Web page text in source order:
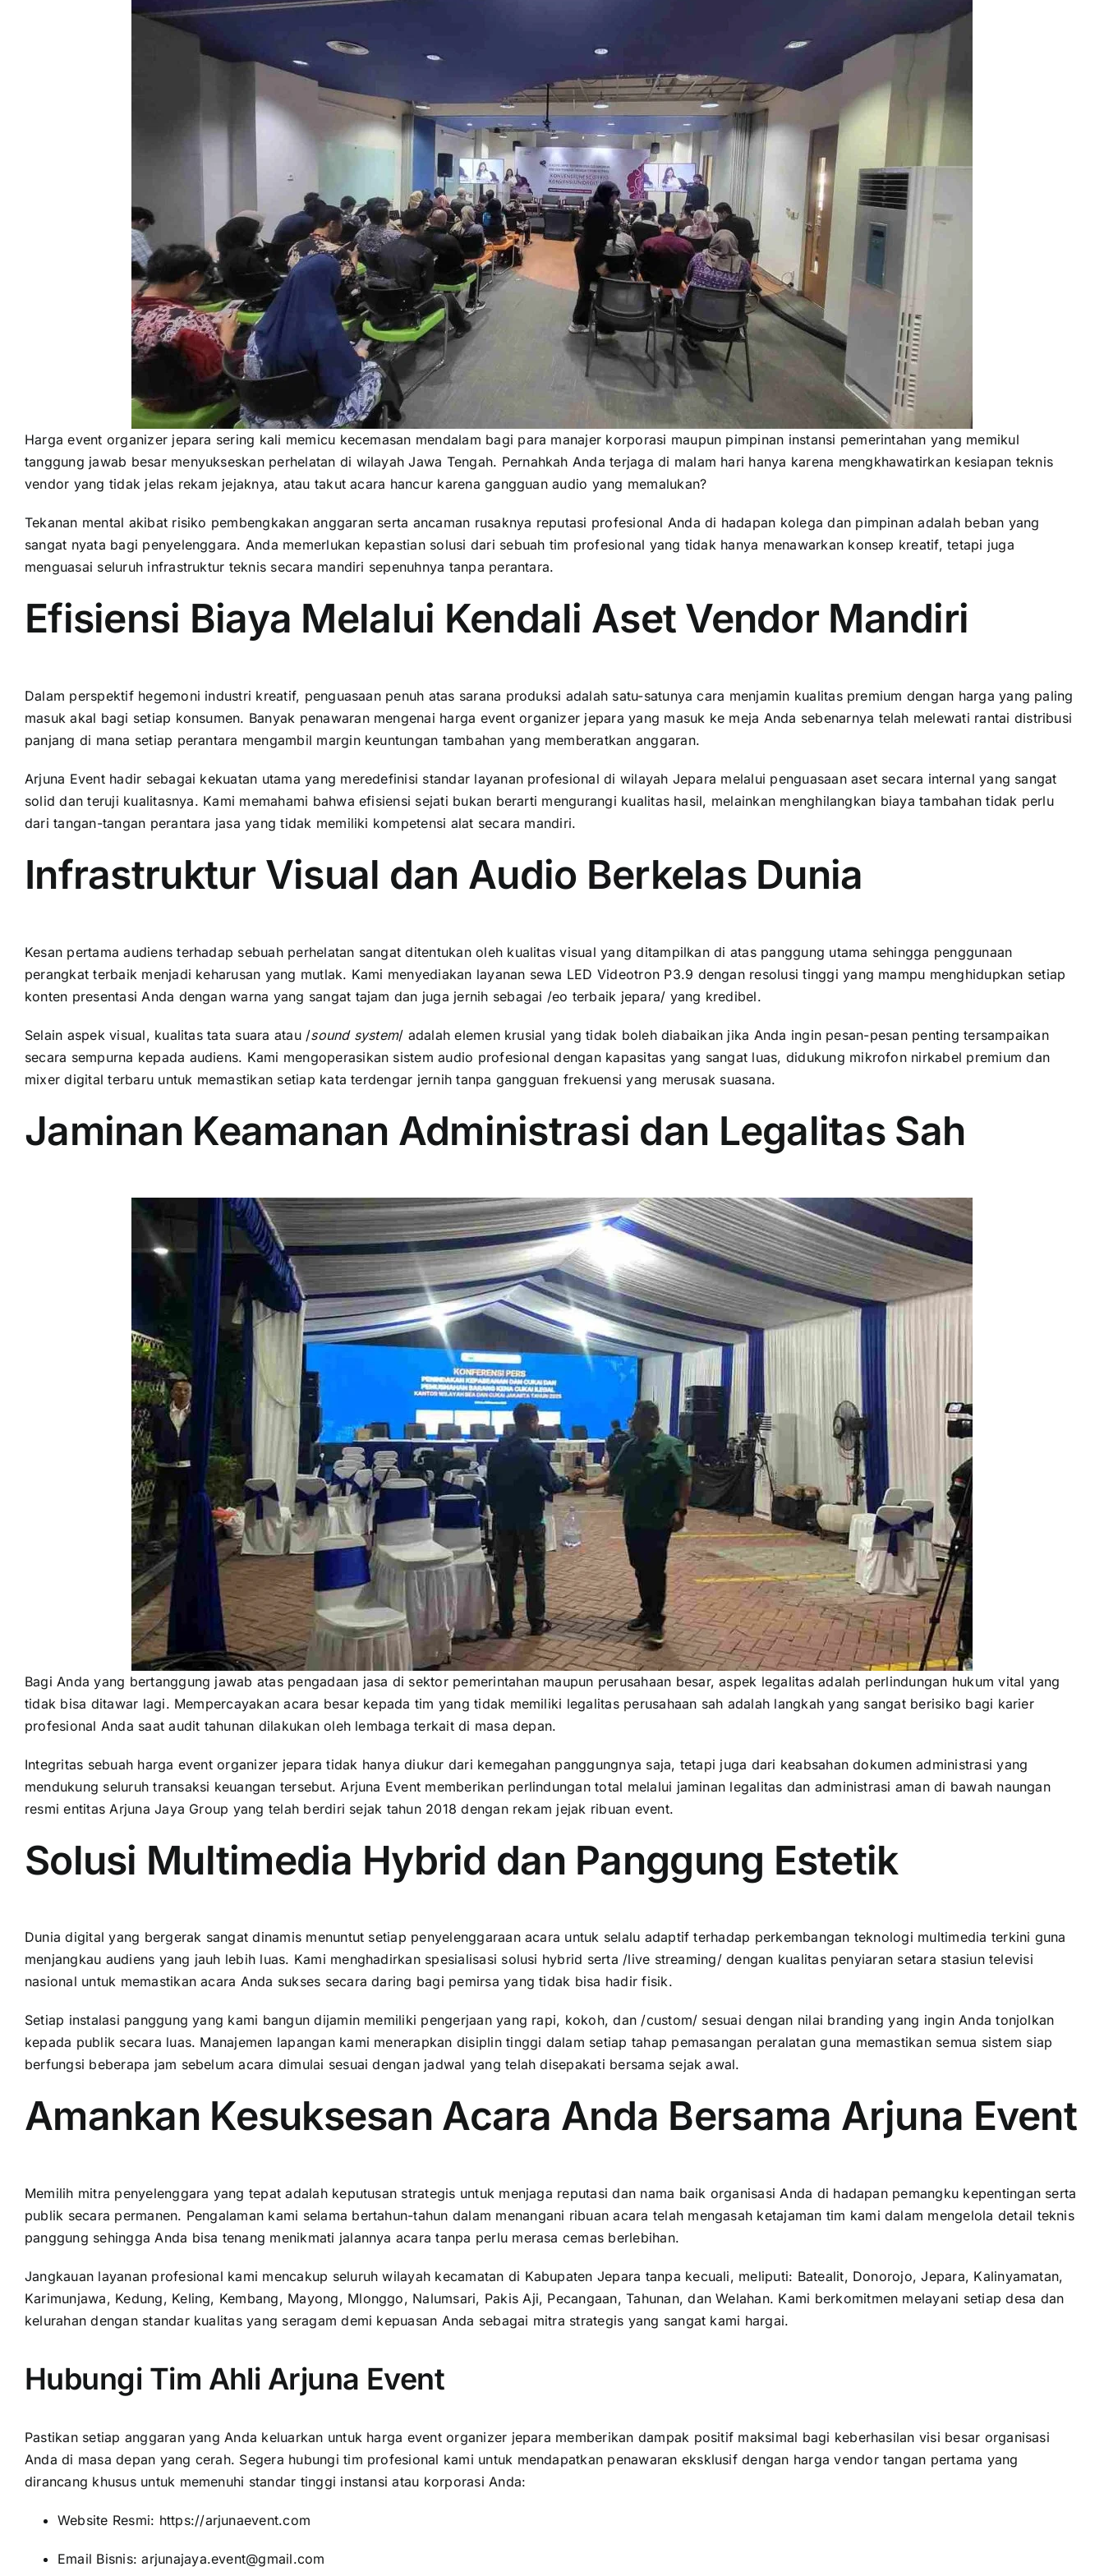
Harga event organizer jepara sering kali memicu kecemasan mendalam bagi para manajer korporasi maupun pimpinan instansi pemerintahan yang memikul
tanggung jawab besar menyukseskan perhelatan di wilayah Jawa Tengah. Pernahkah Anda terjaga di malam hari hanya karena mengkhawatirkan kesiapan teknis
vendor yang tidak jelas rekam jejaknya, atau takut acara hancur karena gangguan audio yang memalukan?
Tekanan mental akibat risiko pembengkakan anggaran serta ancaman rusaknya reputasi profesional Anda di hadapan kolega dan pimpinan adalah beban yang
sangat nyata bagi penyelenggara. Anda memerlukan kepastian solusi dari sebuah tim profesional yang tidak hanya menawarkan konsep kreatif, tetapi juga
menguasai seluruh infrastruktur teknis secara mandiri sepenuhnya tanpa perantara.
Efisiensi Biaya Melalui Kendali Aset Vendor Mandiri
Dalam perspektif hegemoni industri kreatif, penguasaan penuh atas sarana produksi adalah satu-satunya cara menjamin kualitas premium dengan harga yang paling
masuk akal bagi setiap konsumen. Banyak penawaran mengenai harga event organizer jepara yang masuk ke meja Anda sebenarnya telah melewati rantai distribusi
panjang di mana setiap perantara mengambil margin keuntungan tambahan yang memberatkan anggaran.
Arjuna Event hadir sebagai kekuatan utama yang meredefinisi standar layanan profesional di wilayah Jepara melalui penguasaan aset secara internal yang sangat
solid dan teruji kualitasnya. Kami memahami bahwa efisiensi sejati bukan berarti mengurangi kualitas hasil, melainkan menghilangkan biaya tambahan tidak perlu
dari tangan-tangan perantara jasa yang tidak memiliki kompetensi alat secara mandiri.
Infrastruktur Visual dan Audio Berkelas Dunia
Kesan pertama audiens terhadap sebuah perhelatan sangat ditentukan oleh kualitas visual yang ditampilkan di atas panggung utama sehingga penggunaan
perangkat terbaik menjadi keharusan yang mutlak. Kami menyediakan layanan sewa LED Videotron P3.9 dengan resolusi tinggi yang mampu menghidupkan setiap
konten presentasi Anda dengan warna yang sangat tajam dan juga jernih sebagai /eo terbaik jepara/ yang kredibel.
Selain aspek visual, kualitas tata suara atau /sound system/ adalah elemen krusial yang tidak boleh diabaikan jika Anda ingin pesan-pesan penting tersampaikan
secara sempurna kepada audiens. Kami mengoperasikan sistem audio profesional dengan kapasitas yang sangat luas, didukung mikrofon nirkabel premium dan
mixer digital terbaru untuk memastikan setiap kata terdengar jernih tanpa gangguan frekuensi yang merusak suasana.
Jaminan Keamanan Administrasi dan Legalitas Sah
Bagi Anda yang bertanggung jawab atas pengadaan jasa di sektor pemerintahan maupun perusahaan besar, aspek legalitas adalah perlindungan hukum vital yang
tidak bisa ditawar lagi. Mempercayakan acara besar kepada tim yang tidak memiliki legalitas perusahaan sah adalah langkah yang sangat berisiko bagi karier
profesional Anda saat audit tahunan dilakukan oleh lembaga terkait di masa depan.
Integritas sebuah harga event organizer jepara tidak hanya diukur dari kemegahan panggungnya saja, tetapi juga dari keabsahan dokumen administrasi yang
mendukung seluruh transaksi keuangan tersebut. Arjuna Event memberikan perlindungan total melalui jaminan legalitas dan administrasi aman di bawah naungan
resmi entitas Arjuna Jaya Group yang telah berdiri sejak tahun 2018 dengan rekam jejak ribuan event.
Solusi Multimedia Hybrid dan Panggung Estetik
Dunia digital yang bergerak sangat dinamis menuntut setiap penyelenggaraan acara untuk selalu adaptif terhadap perkembangan teknologi multimedia terkini guna
menjangkau audiens yang jauh lebih luas. Kami menghadirkan spesialisasi solusi hybrid serta /live streaming/ dengan kualitas penyiaran setara stasiun televisi
nasional untuk memastikan acara Anda sukses secara daring bagi pemirsa yang tidak bisa hadir fisik.
Setiap instalasi panggung yang kami bangun dijamin memiliki pengerjaan yang rapi, kokoh, dan /custom/ sesuai dengan nilai branding yang ingin Anda tonjolkan
kepada publik secara luas. Manajemen lapangan kami menerapkan disiplin tinggi dalam setiap tahap pemasangan peralatan guna memastikan semua sistem siap
berfungsi beberapa jam sebelum acara dimulai sesuai dengan jadwal yang telah disepakati bersama sejak awal.
Amankan Kesuksesan Acara Anda Bersama Arjuna Event
Memilih mitra penyelenggara yang tepat adalah keputusan strategis untuk menjaga reputasi dan nama baik organisasi Anda di hadapan pemangku kepentingan serta
publik secara permanen. Pengalaman kami selama bertahun-tahun dalam menangani ribuan acara telah mengasah ketajaman tim kami dalam mengelola detail teknis
panggung sehingga Anda bisa tenang menikmati jalannya acara tanpa perlu merasa cemas berlebihan.
Jangkauan layanan profesional kami mencakup seluruh wilayah kecamatan di Kabupaten Jepara tanpa kecuali, meliputi: Batealit, Donorojo, Jepara, Kalinyamatan,
Karimunjawa, Kedung, Keling, Kembang, Mayong, Mlonggo, Nalumsari, Pakis Aji, Pecangaan, Tahunan, dan Welahan. Kami berkomitmen melayani setiap desa dan
kelurahan dengan standar kualitas yang seragam demi kepuasan Anda sebagai mitra strategis yang sangat kami hargai.
Hubungi Tim Ahli Arjuna Event
Pastikan setiap anggaran yang Anda keluarkan untuk harga event organizer jepara memberikan dampak positif maksimal bagi keberhasilan visi besar organisasi
Anda di masa depan yang cerah. Segera hubungi tim profesional kami untuk mendapatkan penawaran eksklusif dengan harga vendor tangan pertama yang
dirancang khusus untuk memenuhi standar tinggi instansi atau korporasi Anda:
Website Resmi: https://arjunaevent.com
Email Bisnis: arjunajaya.event@gmail.com